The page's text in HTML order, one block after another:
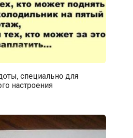
специально для
настроения